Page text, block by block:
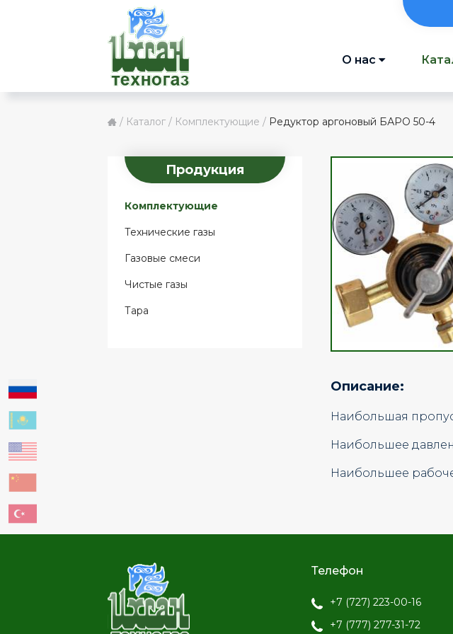
Перейти к основному содержанию
О нас
Вы здесь
/ Каталог / Комплектующие / Редуктор аргоновый БАРО 50-4
Продукция
Комплектующие
Технические газы
Газовые смеси
Чистые газы
Тара
Описание:
Наибольшая
Наибольшее
Наибольшее
Телефон
+7 (727) 223-00-16
+7 (777) 277-31-72